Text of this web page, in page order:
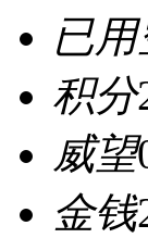
已
积分
威望
金钱